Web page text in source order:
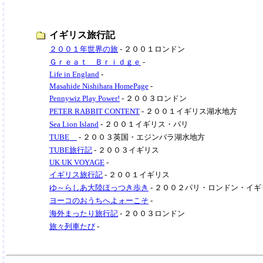
イギリス旅行記
２００１年世界の旅 - ２００１ロンドン
Ｇｒｅａｔ Ｂｒｉｄｇｅ -
Life in England -
Masahide Nishihara HomePage -
Pennywiz Play Power! - ２００３ロンドン
PETER RABBIT CONTENT - ２００１イギリス湖水地方
Sea Lion Island - ２００１イギリス・パリ
TUBE
- ２００３英国・エジンバラ湖水地方
TUBE旅行記 - ２００３イギリス
UK UK VOYAGE -
イギリス旅行記 - ２００１イギリス
ゆ～らしあ大陸ほっつき歩き - ２００２パリ・ロンドン・イ
ヨーコのおうちへよォーこそ -
海外まったり旅行記 - ２００３ロンドン
旅々列車たび -